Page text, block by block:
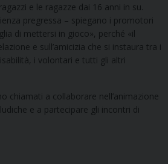
e le ragazze dai 16 anni in su.
pregressa – spiegano i promotori
di mettersi in gioco», perché «il
e sull’amicizia che si instaura tra i
i volontari e tutti gli altri
chiamati a collaborare nell’animazione
e a partecipare gli incontri di